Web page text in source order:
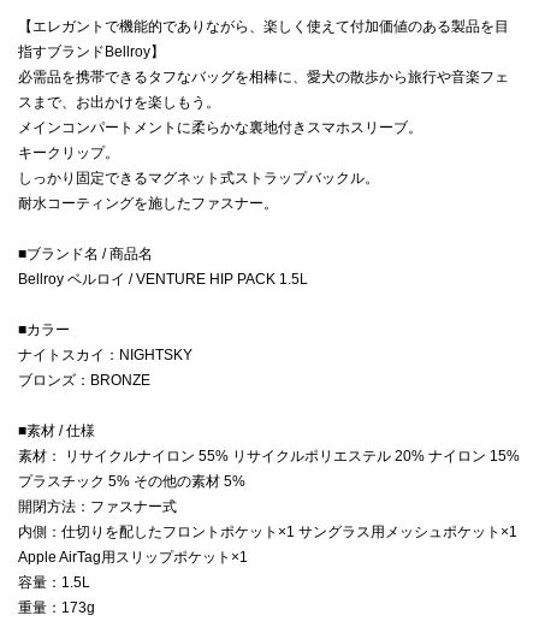
【エレガントで機能的でありながら、楽しく使えて付加価値のある製品を目
指すブランドBellroy】
必需品を携帯できるタフなバッグを相棒に、愛犬の散歩から旅行や音楽フェ
スまで、お出かけを楽しもう。
メインコンパートメントに柔らかな裏地付きスマホスリーブ。
キークリップ。
しっかり固定できるマグネット式ストラップバックル。
耐水コーティングを施したファスナー。
■ブランド名 / 商品名
Bellroy ベルロイ / VENTURE HIP PACK 1.5L
■カラー
ナイトスカイ：NIGHTSKY
ブロンズ：BRONZE
■素材 / 仕様
素材： リサイクルナイロン 55% リサイクルポリエステル 20% ナイロン 15%
プラスチック 5% その他の素材 5%
開閉方法：ファスナー式
内側：仕切りを配したフロントポケット×1 サングラス用メッシュポケット×1
Apple AirTag用スリップポケット×1
容量：1.5L
重量：173g